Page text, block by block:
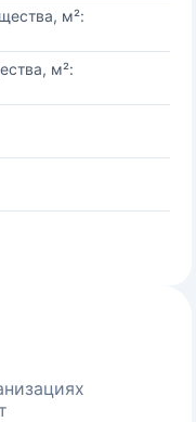
м²:
м²: